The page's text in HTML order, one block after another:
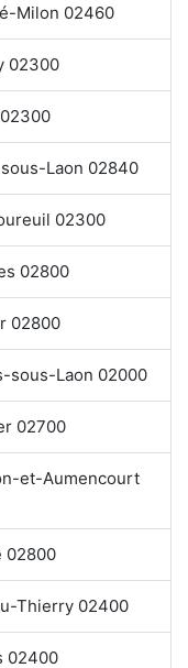
Milon 02460
02300
Laon 02840
02300
02800
02800
sous-Laon 02000
02700
et-Aumencourt
02800
Thierry 02400
02400